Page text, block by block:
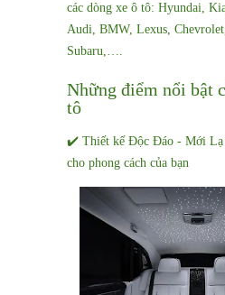
các dòng xe ô tô: Hyundai,
Audi, BMW, Lexus,
Subaru,….
Những điểm nổi bật
tô
✔️ Thiết kế Độc Đáo - Mới Lạ
cho phong cách của bạn